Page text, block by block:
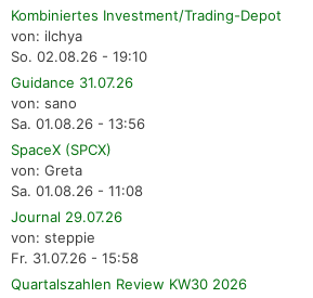
Kombiniertes Investment/Trading-Depot
von: ilchya
So. 02.08.26 - 19:10
Guidance 31.07.26
von: sano
Sa. 01.08.26 - 13:56
SpaceX (SPCX)
von: Greta
Sa. 01.08.26 - 11:08
Journal 29.07.26
von: steppie
Fr. 31.07.26 - 15:58
Quartalszahlen Review KW30 2026